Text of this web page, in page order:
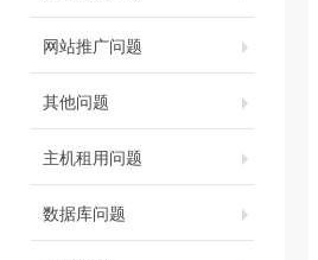
网站推广问题
其他问题
主机租用问题
数据库问题